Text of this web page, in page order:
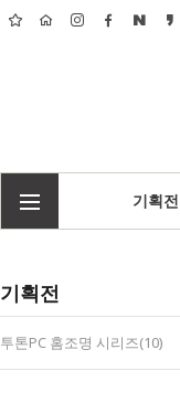
기획전
기획전
투톤PC 홈조명 시리즈(10)